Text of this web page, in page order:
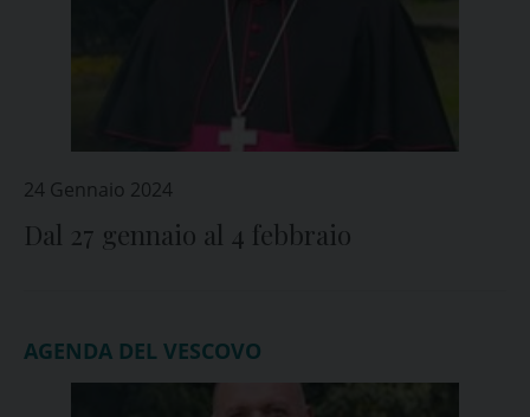
24 Gennaio 2024
Dal 27 gennaio al 4 febbraio
AGENDA DEL VESCOVO